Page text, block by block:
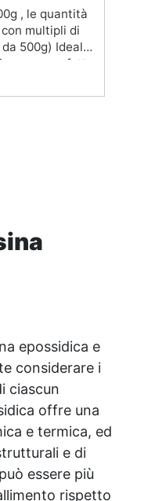
, le quantità
multipli di
500g) Ideale
errore, perfetta
garantisce
in ogni
epossidica e
considerare i
ciascun
offre una
e termica, ed
e di
essere più
rispetto